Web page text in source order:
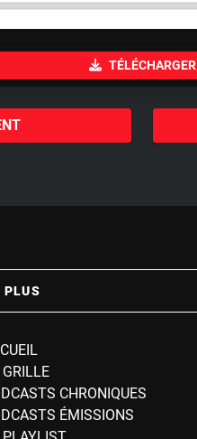
TÉLÉCHARGER
PLUS
CHRONIQUES
ÉMISSIONS